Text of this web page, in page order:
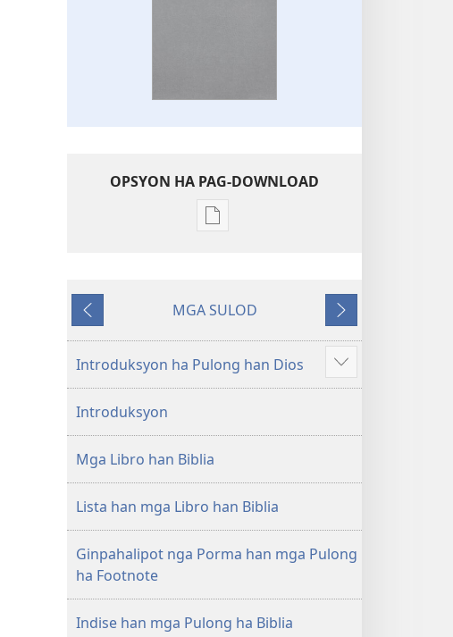
OPSYON HA PAG-DOWNLOAD
Opsyon
hin
nga
mga
o
nga
Kalibotan
nga
Hubad
han
Naglabay
MGA SULOD
Sunod
Introduksyon ha Pulong han Dios
Ipakita
an
Introduksyon
Mga Libro han Biblia
Lista han mga Libro han Biblia
Ginpahalipot nga Porma han mga Pulong
ha Footnote
Indise han mga Pulong ha Biblia